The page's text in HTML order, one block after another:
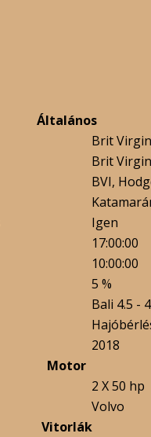
Általános
Brit
Brit
BVI,
Igen
17:00:00
10:00:00
5 %
Bali 4.5 -
2018
Motor
2 X 50 hp
Volvo
Vitorlák